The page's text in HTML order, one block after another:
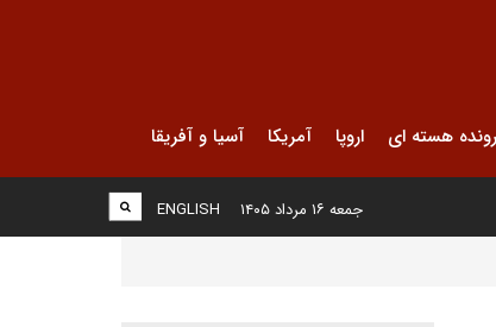
هسته ای اروپا آمریکا آسیا و آفریقا
ENGLISH جمعه ۱۶ مرداد ۱۴۰۵